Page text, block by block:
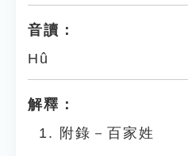
音讀：
Hû
解釋：
附錄－百家姓